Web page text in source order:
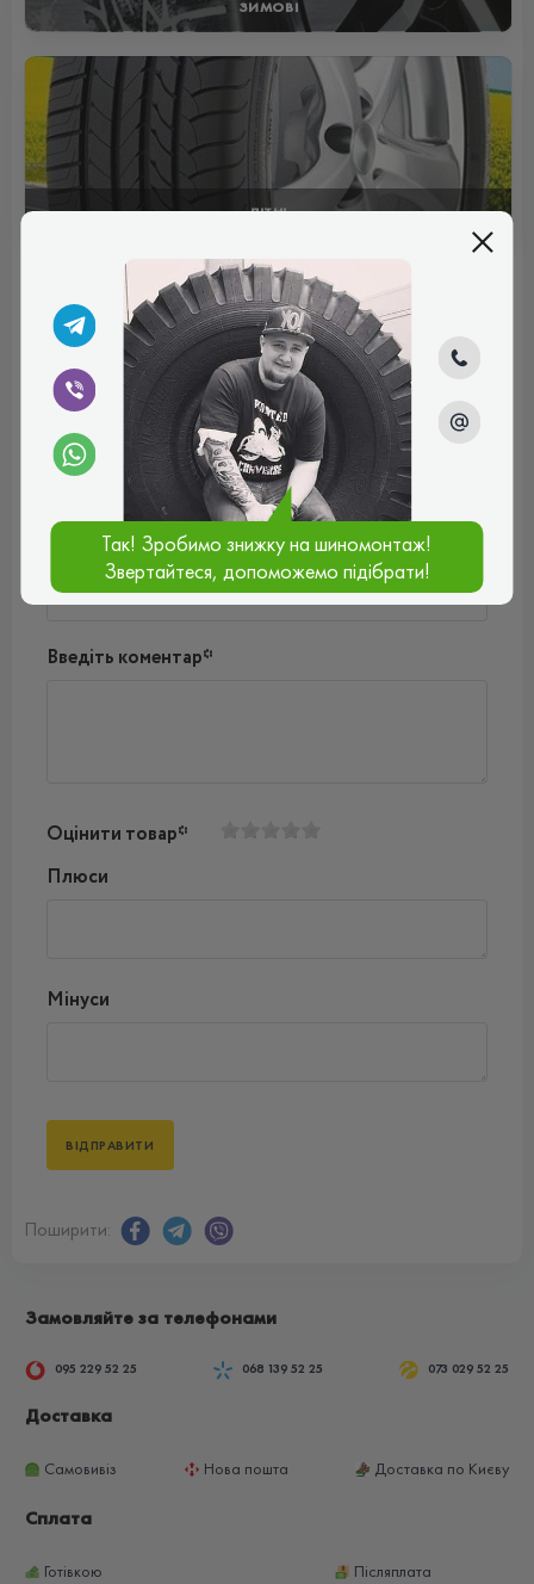
ЗИМОВІ
ЛІТНІ
Відгуки (0)
Поки немає коментарів
Написати коментар
Ім'я*
Ваш e-mail*
Введіть коментар*
Оцінити товар*
Плюси
Мінуси
Поширити:
Замовляйте за телефонами
095 229 52 25 068 139 52 25 073 029 52 25
Доставка
Самовивіз Нова пошта Доставка по Києву
Сплата
Готівкою
Післяплата
Так! Зробимо знижку на шиномонтаж!
Звертайтеся, допоможемо підібрати!